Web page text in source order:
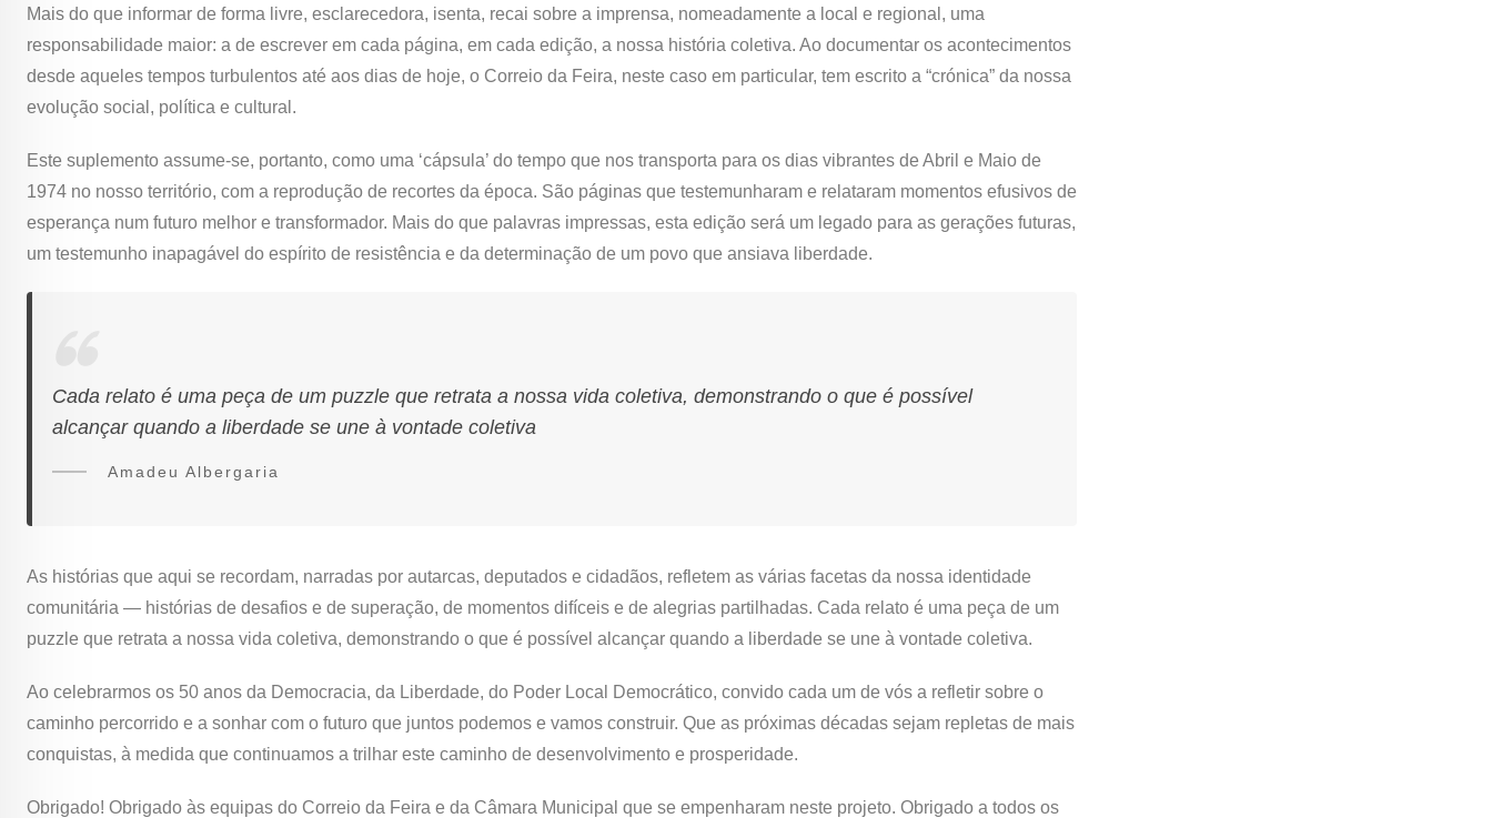
Mais do que informar de forma livre, esclarecedora, isenta, recai sobre a imprensa, nomeadamente a local e regional, uma
responsabilidade maior: a de escrever em cada página, em cada edição, a nossa história coletiva. Ao documentar os acontecimentos
desde aqueles tempos turbulentos até aos dias de hoje, o Correio da Feira, neste caso em particular, tem escrito a “crónica” da nossa
evolução social, política e cultural.
Este suplemento assume-se, portanto, como uma ‘cápsula’ do tempo que nos transporta para os dias vibrantes de Abril e Maio de
1974 no nosso território, com a reprodução de recortes da época. São páginas que testemunharam e relataram momentos efusivos de
esperança num futuro melhor e transformador. Mais do que palavras impressas, esta edição será um legado para as gerações futuras,
um testemunho inapagável do espírito de resistência e da determinação de um povo que ansiava liberdade.
Cada relato é uma peça de um puzzle que retrata a nossa vida coletiva, demonstrando o que é possível
alcançar quando a liberdade se une à vontade coletiva
Amadeu Albergaria
As histórias que aqui se recordam, narradas por autarcas, deputados e cidadãos, refletem as várias facetas da nossa identidade
comunitária — histórias de desafios e de superação, de momentos difíceis e de alegrias partilhadas. Cada relato é uma peça de um
puzzle que retrata a nossa vida coletiva, demonstrando o que é possível alcançar quando a liberdade se une à vontade coletiva.
Ao celebrarmos os 50 anos da Democracia, da Liberdade, do Poder Local Democrático, convido cada um de vós a refletir sobre o
caminho percorrido e a sonhar com o futuro que juntos podemos e vamos construir. Que as próximas décadas sejam repletas de mais
conquistas, à medida que continuamos a trilhar este caminho de desenvolvimento e prosperidade.
Obrigado! Obrigado às equipas do Correio da Feira e da Câmara Municipal que se empenharam neste projeto. Obrigado a todos os